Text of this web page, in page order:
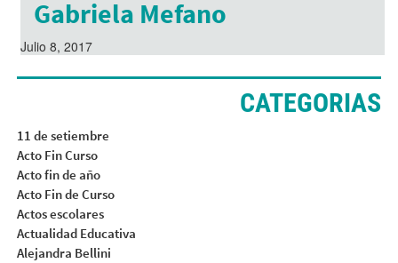
Gabriela Mefano
Julio 8, 2017
CATEGORIAS
11 de setiembre
Acto Fin Curso
Acto fin de año
Acto Fin de Curso
Actos escolares
Actualidad Educativa
Alejandra Bellini